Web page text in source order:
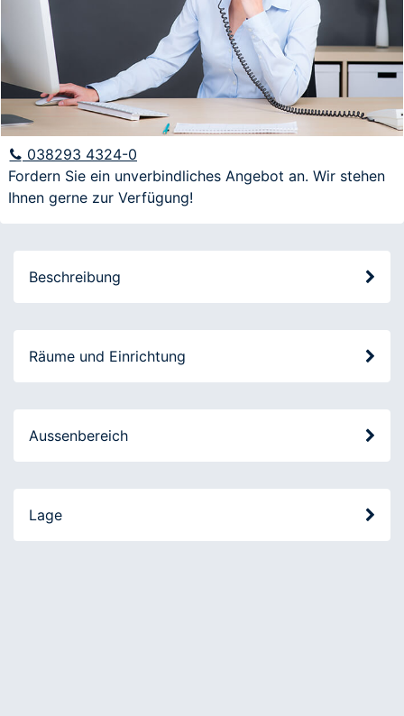
E-Mail
Anfrage
Veranstaltungen informiert werden
038293 4324-0
Fordern Sie ein unverbindliches Angebot an. Wir stehen
Ihnen gerne zur Verfügung!
Beschreibung
Räume und Einrichtung
Aussenbereich
Lage